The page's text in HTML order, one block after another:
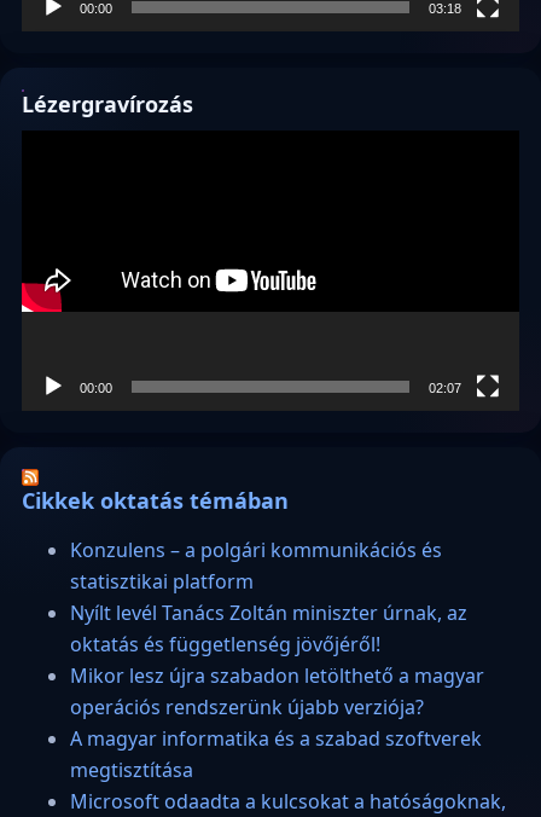
00:00 03:18
Lézergravírozás
00:00 02:07
Cikkek oktatás témában
Konzulens – a polgári kommunikációs és
statisztikai platform
Nyílt levél Tanács Zoltán miniszter úrnak, az
oktatás és függetlenség jövőjéről!
Mikor lesz újra szabadon letölthető a magyar
operációs rendszerünk újabb verziója?
A magyar informatika és a szabad szoftverek
megtisztítása
Microsoft odaadta a kulcsokat a hatóságoknak,